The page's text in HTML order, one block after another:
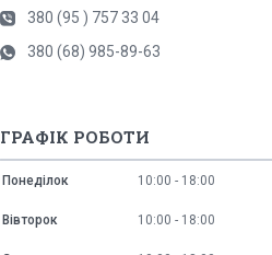
380 (95 ) 757 33 04
380 (68) 985-89-63
ГРАФІК РОБОТИ
Понеділок 10:00 18:00
Вівторок 10:00 18:00